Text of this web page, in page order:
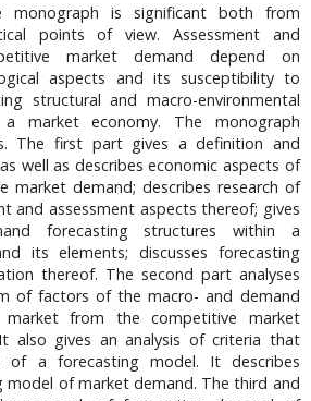
is significant both from
points of view. Assessment and
market demand depend on
aspects and its susceptibility to
structural and macro-environmental
a market economy. The monograph
The first part gives a definition and
well as describes economic aspects of
market demand; describes research of
and assessment aspects thereof; gives
forecasting structures within a
its elements; discusses forecasting
thereof. The second part analyses
of factors of the macro- and demand
from the competitive market
also gives an analysis of criteria that
of a forecasting model. It describes
model of market demand. The third and